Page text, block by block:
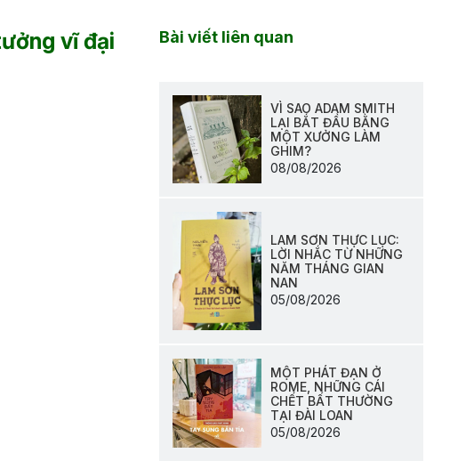
vĩ đại Bài viết liên quan
VÌ SAO ADAM SMITH
LẠI BẮT ĐẦU BẰNG
MỘT XƯỞNG LÀM
GHIM?
08/08/2026
LAM SƠN THỰC LỤC:
LỜI NHẮC TỪ NHỮNG
NĂM THÁNG GIAN
NAN
05/08/2026
MỘT PHÁT ĐẠN Ở
ROME, NHỮNG CÁI
CHẾT BẤT THƯỜNG
TẠI ĐÀI LOAN
05/08/2026